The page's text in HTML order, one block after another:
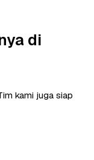
di
kami juga siap